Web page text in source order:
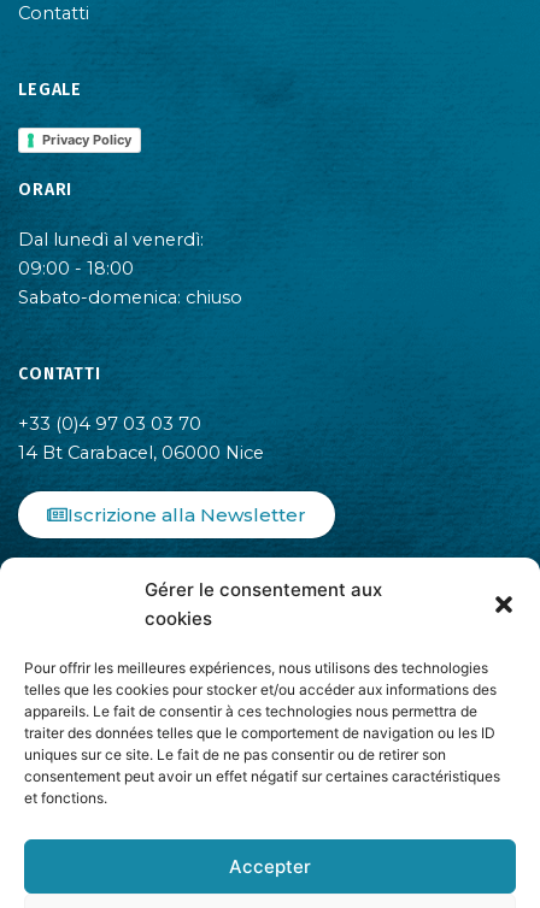
Gérer le consentement aux
cookies
Pour offrir les meilleures expériences, nous utilisons des technologies
telles que les cookies pour stocker et/ou accéder aux informations des
appareils. Le fait de consentir à ces technologies nous permettra de
traiter des données telles que le comportement de navigation ou les ID
uniques sur ce site. Le fait de ne pas consentir ou de retirer son
consentement peut avoir un effet négatif sur certaines caractéristiques
et fonctions.
Accepter
Contatti
LEGALE
Privacy Policy
ORARI
Dal lunedì al venerdì:
09:00 - 18:00
Sabato-domenica: chiuso
CONTATTI
+33 (0)4 97 03 03 70
14 Bt Carabacel, 06000 Nice
Iscrizione alla Newsletter
b
o
o
k
-
f
a
g
r
a
m
i
n
e
d
i
n
-
i
Aderisce ad